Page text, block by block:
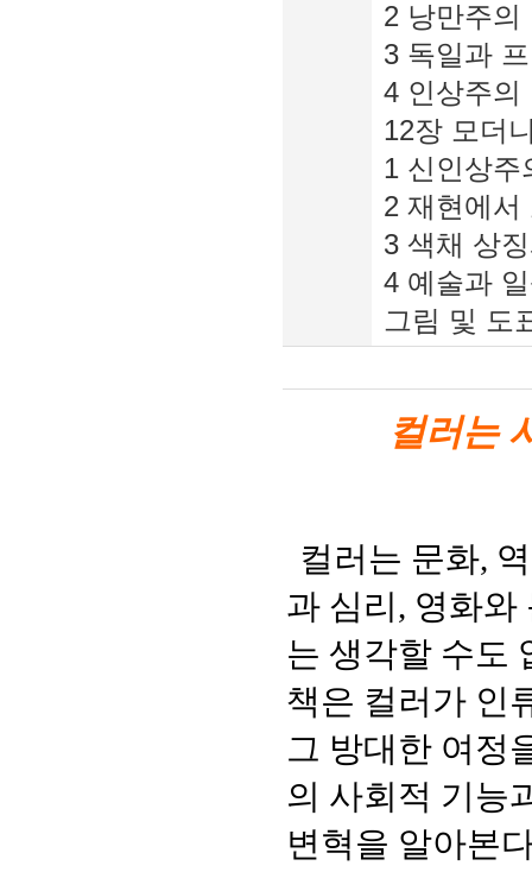
2 낭만주의
3 독일과
4 인상주의
12장 모더
1 신인상주
2 재현에서
3 색채 상
4 예술과
그림 및 도
컬러는
컬러는 문화,
과 심리, 영화와
는 생각할 수도
책은 컬러가 인
그 방대한 여정
의 사회적 기능
변혁을 알아본